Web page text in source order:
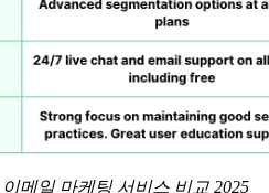
메일 마케팅 서비스 비교 2025